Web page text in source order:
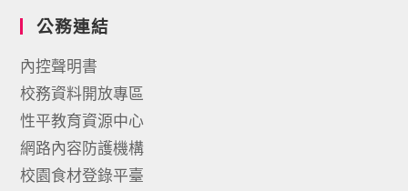
公務連結
內控聲明書
校務資料開放專區
性平教育資源中心
網路內容防護機構
校園食材登錄平臺